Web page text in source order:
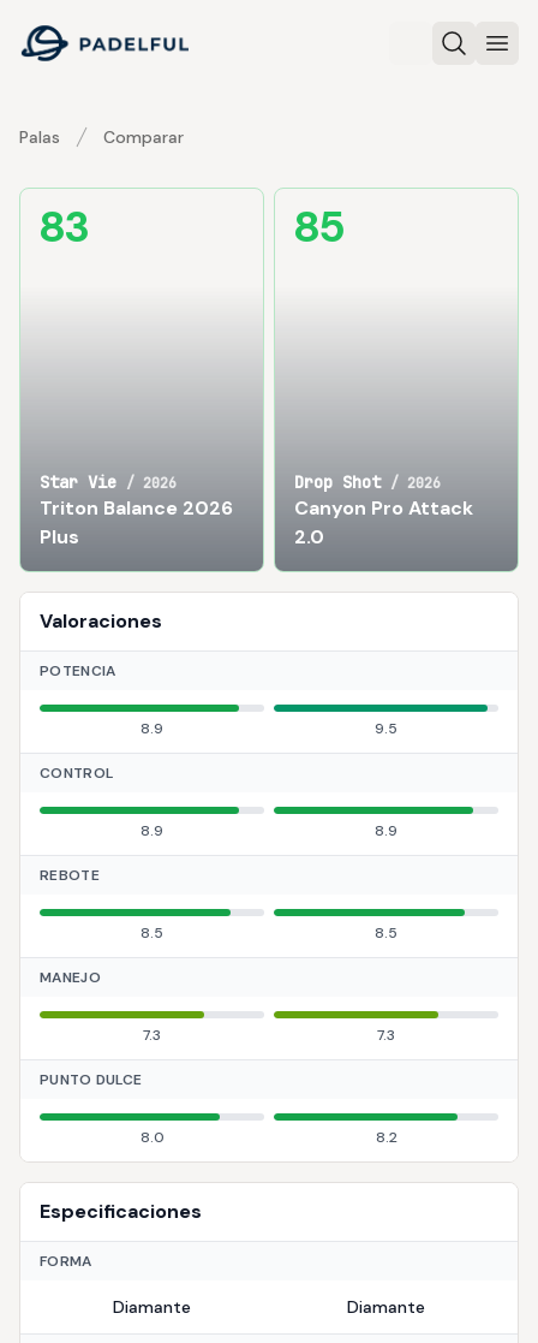
Padelful
Buscar
Palas Comparar
Star Vie / 2026
Triton Balance 2026
Plus
83
Drop Shot / 2026
Canyon Pro Attack
2.0
85
Valoraciones
POTENCIA
8.9 9.5
CONTROL
8.9 8.9
REBOTE
8.5 8.5
MANEJO
7.3 7.3
PUNTO DULCE
8.0 8.2
Especificaciones
FORMA
Diamante Diamante